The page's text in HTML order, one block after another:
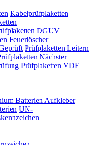
Kabelprüfplaketten
DGUV
Feuerlöscher
Prüfplaketten Leitern
Nächster
Prüfplaketten VDE
Batterien Aufkleber
UN-